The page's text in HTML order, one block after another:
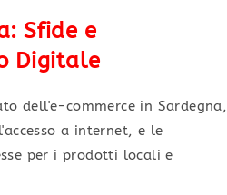
Sfide e
Digitale
dell'e-commerce in Sardegna,
a internet, e le
per i prodotti locali e